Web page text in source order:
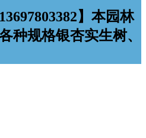
】本园林
种规格银杏实生树、